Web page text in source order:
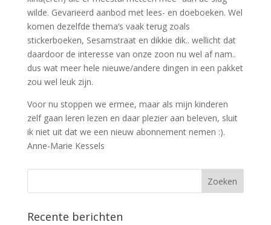
wilde. Gevarieerd aanbod met lees- en doeboeken. Wel
komen dezelfde thema’s vaak terug zoals
stickerboeken, Sesamstraat en dikkie dik.. wellicht dat
daardoor de interesse van onze zoon nu wel af nam..
dus wat meer hele nieuwe/andere dingen in een pakket
zou wel leuk zijn.
Voor nu stoppen we ermee, maar als mijn kinderen
zelf gaan leren lezen en daar plezier aan beleven, sluit
ik niet uit dat we een nieuw abonnement nemen :).
Anne-Marie Kessels
Recente berichten